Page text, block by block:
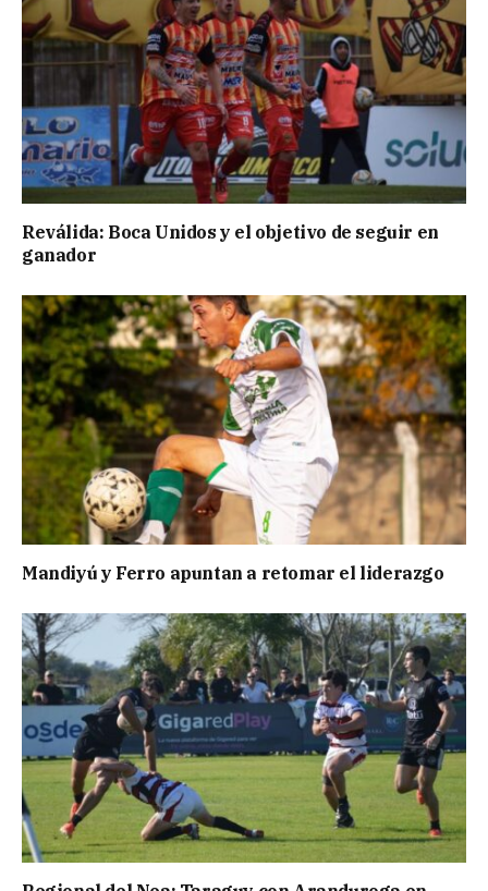
Reválida: Boca Unidos y el objetivo de seguir en
ganador
Mandiyú y Ferro apuntan a retomar el liderazgo